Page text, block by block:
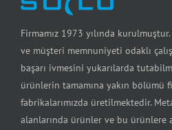
Firmamız 1973 yılında
ve müşteri memnuniyeti odaklı
başarı ivmesini yukarılarda
ürünlerin tamamına yakın bölümü
fabrikalarımızda üretilmektedir.
alanlarında ürünler ve bu